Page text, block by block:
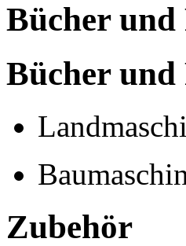
Bücher und
Bücher und
Zubehör